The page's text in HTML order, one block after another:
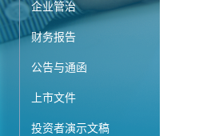
企业管治
财务报告
公告与通函
上市文件
投资者演示文稿